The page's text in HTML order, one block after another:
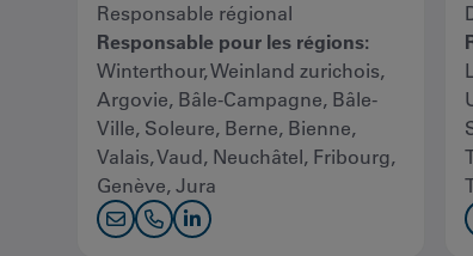
Responsable régional
Responsable pour les régions:
Winterthour, Weinland zurichois,
Argovie, Bâle-Campagne, Bâle-
Ville, Soleure, Berne, Bienne,
Valais, Vaud, Neuchâtel, Fribourg,
Genève, Jura